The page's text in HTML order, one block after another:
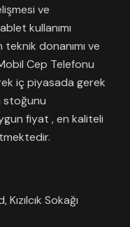
ve
kullanımı
donanımı ve
Cep Telefonu
iç piyasada gerek
stoğunu
fiyat , en kaliteli
Sokağı